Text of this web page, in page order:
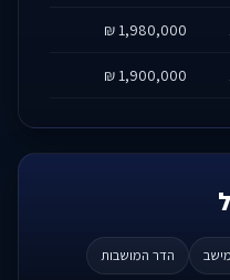
1,980,000 ₪
1,900,000 ₪
הדר המושבות